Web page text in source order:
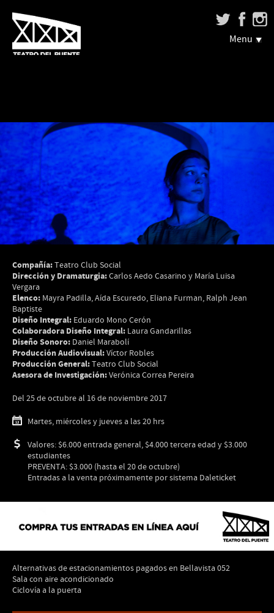
Menu
Compañía:Teatro Club Social
Dirección y Dramaturgia:Carlos Aedo Casarino y María Luisa
Vergara
Elenco: Mayra Padilla, Aída Escuredo, Eliana Furman, Ralph Jean
Baptiste
Diseño Integral: Eduardo Mono Cerón
Colaboradora Diseño Integral: Laura Gandarillas
Diseño Sonoro: Daniel Marabolí
Producción Audiovisual:Víctor Robles
Producción General:Teatro Club Social
Asesora de Investigación:Verónica Correa Pereira
Del 25 de octubre al 16 de noviembre 2017
Martes, miércoles y jueves a las 20 hrs
Valores: $6.000 entrada general, $4.000 tercera edad y $3.000
estudiantes
PREVENTA: $3.000 (hasta el 20 de octubre)
Entradas a la venta próximamente por sistema Daleticket
Alternativas de estacionamientos pagados en Bellavista 052
Sala con aire acondicionado
Ciclovía a la puerta